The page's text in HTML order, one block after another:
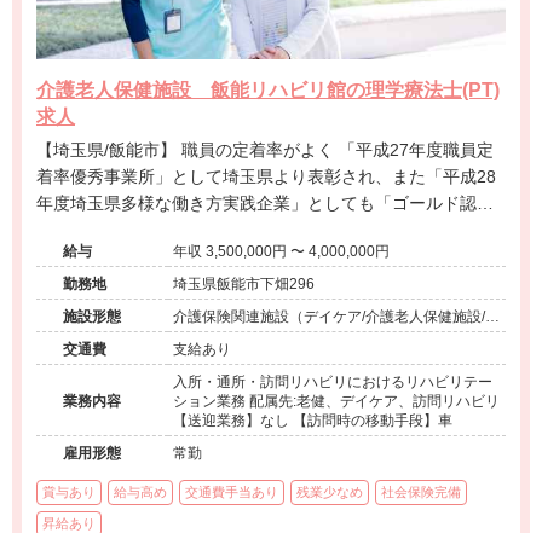
介護老人保健施設 飯能リハビリ館の理学療法士(PT)
求人
【埼玉県/飯能市】 職員の定着率がよく 「平成27年度職員定
着率優秀事業所」として埼玉県より表彰され、また「平成28
年度埼玉県多様な働き方実践企業」としても「ゴールド認
トの両立が叶います！
給与
年収 3,500,000円 〜 4,000,000円
勤務地
埼玉県飯能市下畑296
施設形態
介護保険関連施設（デイケア/介護老人保健施設/訪
問看護・リハ）
交通費 支給あり
業務内容
入所・通所・訪問リハビリにおけるリハビリテー
ション業務 配属先:老健、デイケア、訪問リハビリ
【送迎業務】なし 【訪問時の移動手段】車
雇用形態
常勤
賞与あり 給与高め 交通費手当あり 残業少なめ 社会保険完備
昇給あり